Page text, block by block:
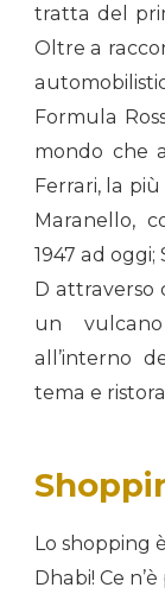
tratta del
Oltre a
Formula
mondo che
Ferrari, la
Maranello,
1947 ad
D attraverso
un
all’interno
tema e
Lo shopping
Dhabi! Ce